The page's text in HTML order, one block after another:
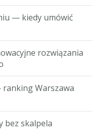
— kiedy umówić
rozwiązania
Warszawa
bez skalpela